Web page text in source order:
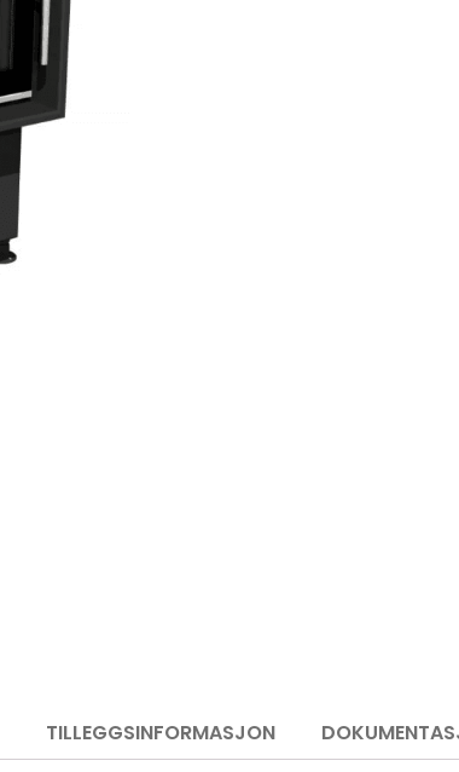
TILLEGGSINFORMASJON